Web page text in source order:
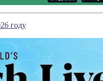
году